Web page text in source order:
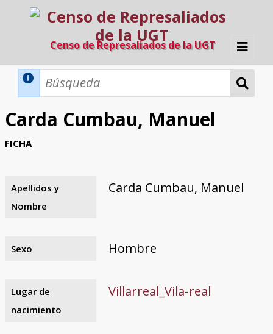
Censo de Represaliados de la UGT
Inicio
Búsqueda Dinámica
Búsqueda Avanzada
Razones y objetivos
El equipo
Colaboradores
Fuentes documentales
Carda Cumbau, Manuel
FICHA
Apellidos y
Nombre
Carda Cumbau, Manuel
Sexo Hombre
Lugar de
nacimiento
Villarreal_Vila-real